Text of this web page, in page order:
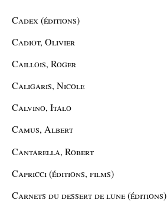
Cadex (éditions)
Cadiot, Olivier
Caillois, Roger
Caligaris, Nicole
Calvino, Italo
Camus, Albert
Cantarella, Robert
Capricci (éditions, films)
Carnets du dessert de lune (éditions)